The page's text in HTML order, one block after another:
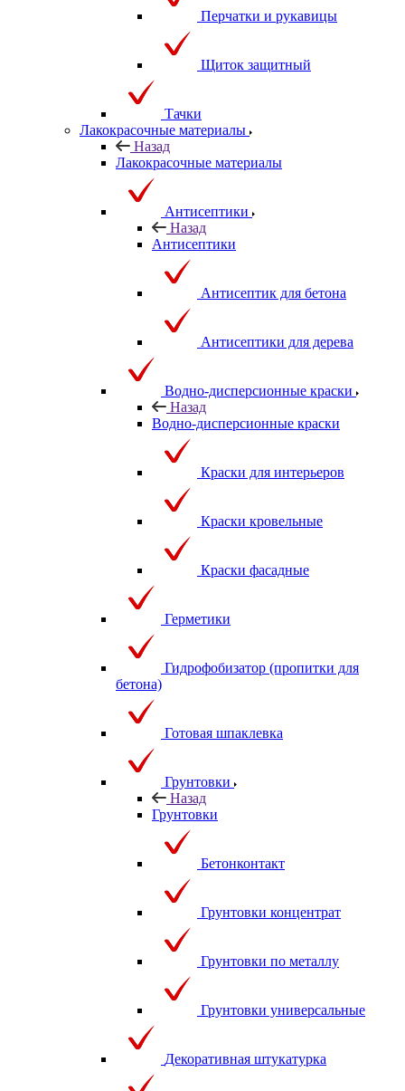
Перчатки и рукавицы
Щиток защитный
Тачки
Лакокрасочные материалы
Назад
Лакокрасочные материалы
Антисептики
Назад
Антисептики
Антисептик для бетона
Антисептики для дерева
Водно-дисперсионные краски
Назад
Водно-дисперсионные краски
Краски для интерьеров
Краски кровельные
Краски фасадные
Герметики
Гидрофобизатор (пропитки для
бетона)
Готовая шпаклевка
Грунтовки
Назад
Грунтовки
Бетонконтакт
Грунтовки концентрат
Грунтовки по металлу
Грунтовки универсальные
Декоративная штукатурка